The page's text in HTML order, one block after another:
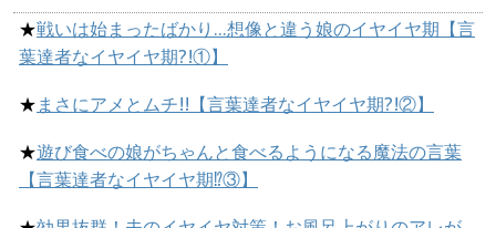
★戦いは始まったばかり…想像と違う娘のイヤイヤ期【言
葉達者なイヤイヤ期?!①】
★ まさにアメとムチ!!【言葉達者なイヤイヤ期?!②】
★遊び食べの娘がちゃんと食べるようになる魔法の言葉
【言葉達者なイヤイヤ期⁉︎③】